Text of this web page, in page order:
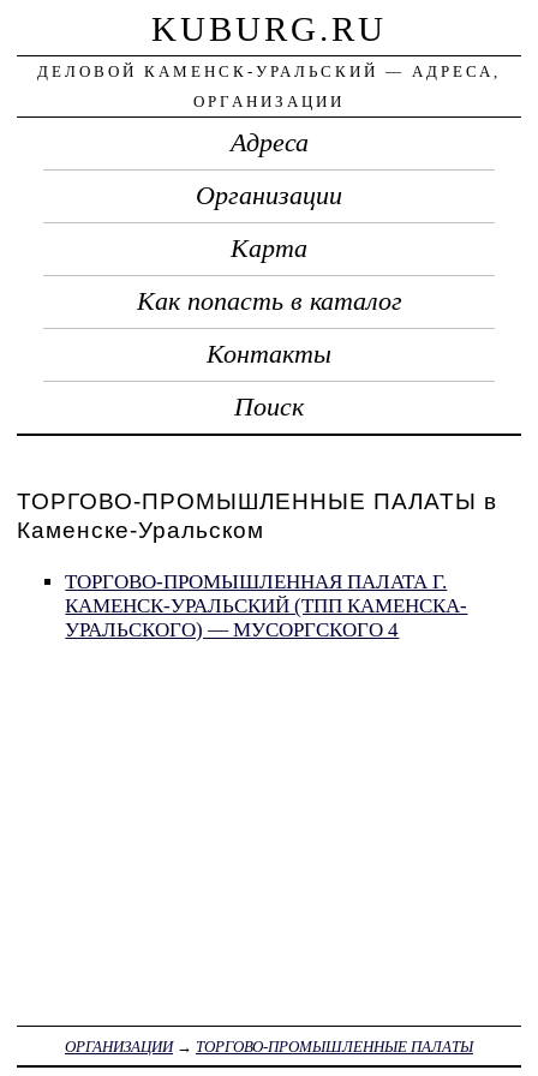
KUBURG.RU
ДЕЛОВОЙ КАМЕНСК-УРАЛЬСКИЙ — АДРЕСА,
ОРГАНИЗАЦИИ
Адреса
Организации
Карта
Как попасть в каталог
Контакты
Поиск
ТОРГОВО-ПРОМЫШЛЕННЫЕ ПАЛАТЫ в
Каменске-Уральском
ТОРГОВО-ПРОМЫШЛЕННАЯ ПАЛАТА Г.
КАМЕНСК-УРАЛЬСКИЙ (ТПП КАМЕНСКА-
УРАЛЬСКОГО) — МУСОРГСКОГО 4
ОРГАНИЗАЦИИ→ ТОРГОВО-ПРОМЫШЛЕННЫЕ ПАЛАТЫ